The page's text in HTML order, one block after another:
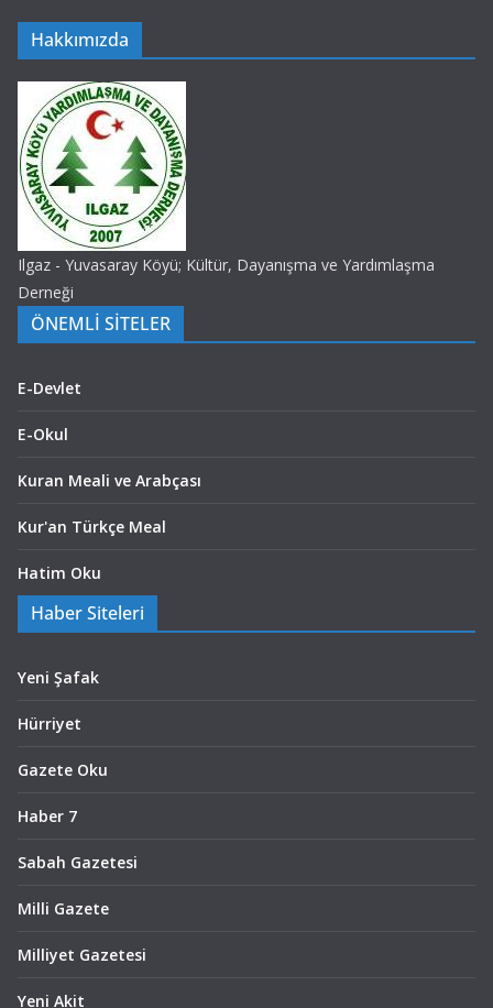
Hakkımızda
Ilgaz - Yuvasaray Köyü; Kültür, Dayanışma ve Yardımlaşma
Derneği
ÖNEMLİ SİTELER
E-Devlet
E-Okul
Kuran Meali ve Arabçası
Kur'an Türkçe Meal
Hatim Oku
Haber Siteleri
Yeni Şafak
Hürriyet
Gazete Oku
Haber 7
Sabah Gazetesi
Milli Gazete
Milliyet Gazetesi
Yeni Akit